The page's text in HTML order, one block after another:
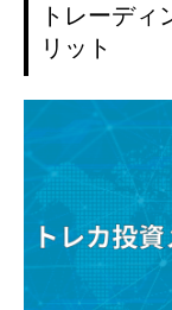
トレーディ
リット